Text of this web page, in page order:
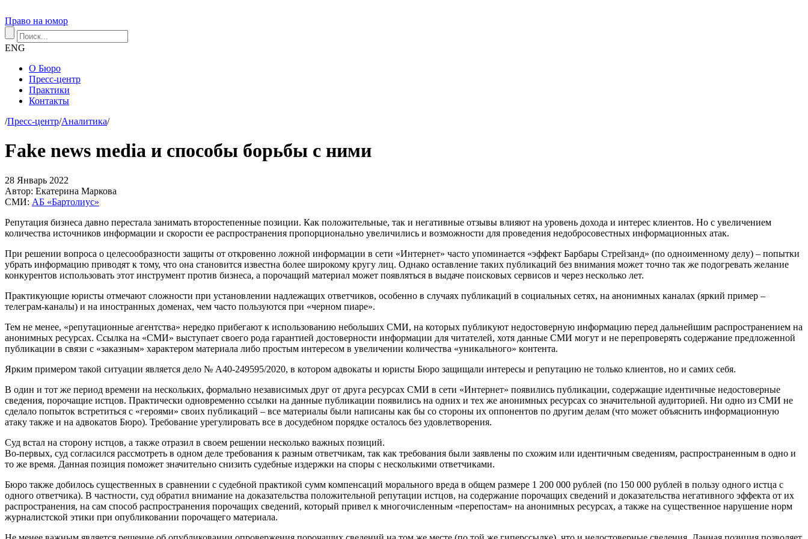
Право на юмор
ENG
О Бюро
Пресс-центр
Практики
Контакты
/Пресс-центр/Аналитика/
Fake news media и способы борьбы с ними
28 Январь 2022
Автор: Екатерина Маркова
СМИ: АБ «Бартолиус»
Репутация бизнеса давно перестала занимать второстепенные позиции. Как положительные, так и негативные отзывы влияют на уровень дохода и интерес клиентов. Но с увеличением
количества источников информации и скорости ее распространения пропорционально увеличились и возможности для проведения недобросовестных информационных атак.
При решении вопроса о целесообразности защиты от откровенно ложной информации в сети «Интернет» часто упоминается «эффект Барбары Стрейзанд» (по одноименному делу) – попытки
убрать информацию приводят к тому, что она становится известна более широкому кругу лиц. Однако оставление таких публикаций без внимания может точно так же подогревать желание
конкурентов использовать этот инструмент против бизнеса, а порочащий материал может появляться в выдаче поисковых сервисов и через несколько лет.
Практикующие юристы отмечают сложности при установлении надлежащих ответчиков, особенно в случаях публикаций в социальных сетях, на анонимных каналах (яркий пример –
телеграм-каналы) и на иностранных доменах, чем часто пользуются при «черном пиаре».
Тем не менее, «репутационные агентства» нередко прибегают к использованию небольших СМИ, на которых публикуют недостоверную информацию перед дальнейшим распространением на
анонимных ресурсах. Ссылка на «СМИ» выступает своего рода гарантией достоверности информации для читателей, хотя данные СМИ могут и не перепроверять содержание предложенной
публикации в связи с «заказным» характером материала либо простым интересом в увеличении количества «уникального» контента.
Ярким примером такой ситуации является дело № А40-249595/2020, в котором адвокаты и юристы Бюро защищали интересы и репутацию не только клиентов, но и самих себя.
В один и тот же период времени на нескольких, формально независимых друг от друга ресурсах СМИ в сети «Интернет» появились публикации, содержащие идентичные недостоверные
сведения, порочащие истцов. Практически одновременно ссылки на данные публикации появились на одних и тех же анонимных ресурсах со значительной аудиторией. Ни одно из СМИ не
сделало попыток встретиться с «героями» своих публикаций – все материалы были написаны как бы со стороны их оппонентов по другим делам (что может объяснить информационную
атаку также и на адвокатов Бюро). Требование урегулировать все в досудебном порядке осталось без удовлетворения.
Суд встал на сторону истцов, а также отразил в своем решении несколько важных позиций.
Во-первых, суд согласился рассмотреть в одном деле требования к разным ответчикам, так как требования были заявлены по схожим или идентичным сведениям, распространенным в одно и
то же время. Данная позиция поможет значительно снизить судебные издержки на споры с несколькими ответчиками.
Бюро также добилось существенных в сравнении с судебной практикой сумм компенсаций морального вреда в общем размере 1 200 000 рублей (по 150 000 рублей в пользу одного истца с
одного ответчика). В частности, суд обратил внимание на доказательства положительной репутации истцов, на содержание порочащих сведений и доказательства негативного эффекта от их
распространения, на сам способ распространения порочащих сведений, который привел к многочисленным «перепостам» на анонимных ресурсах, а также на существенное нарушение норм
журналистской этики при опубликовании порочащего материала.